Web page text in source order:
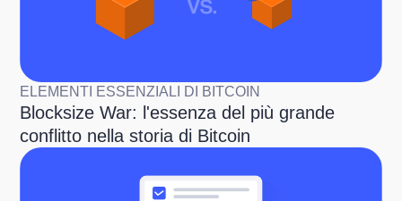
ELEMENTI ESSENZIALI DI BITCOIN
Blocksize War: l'essenza del più grande
conflitto nella storia di Bitcoin